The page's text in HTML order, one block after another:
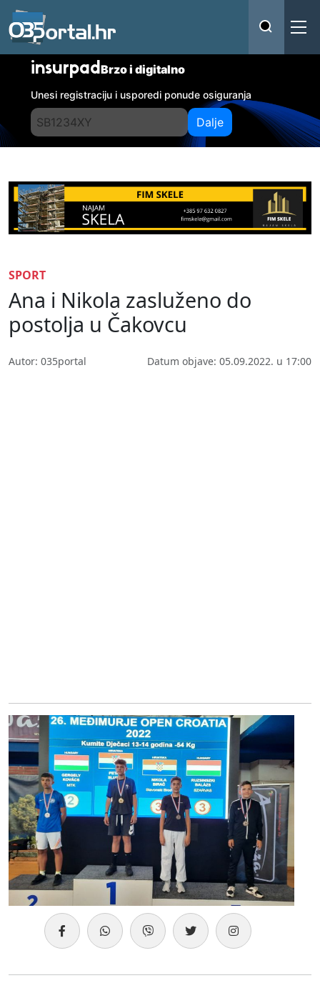
insurpadBrzo i digitalno
Unesi registraciju i usporedi ponude osiguranja
Dalje
SPORT
Ana i Nikola zasluženo do
postolja u Čakovcu
Autor: 035portal Datum objave: 05.09.2022. u 17:00